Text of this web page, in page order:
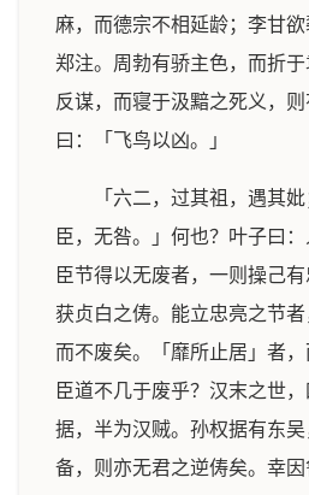
麻，而德宗不相延龄；李甘
郑注。周勃有骄主色，而折
反谋，而寝于汲黯之死义，
曰：「飞鸟以凶。」
「六二，过其祖，遇其
臣，无咎。」何也？叶子曰
臣节得以无废者，一则操己
获贞白之俦。能立忠亮之节
而不废矣。「靡所止居」者，
臣道不几于废乎？汉末之世
据，半为汉贼。孙权据有东
备，则亦无君之逆俦矣。幸